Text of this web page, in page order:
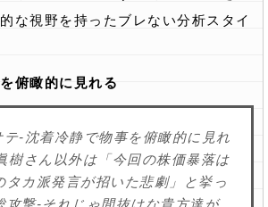
な視野を持ったブレない分析スタイ
俯瞰的に見れる
-沈着冷静で物事を俯瞰的に見れ
樹さん以外は「今回の株価暴落は
タカ派発言が招いた悲劇」と挙っ
攻撃-それじゃ間抜けな貴方達が